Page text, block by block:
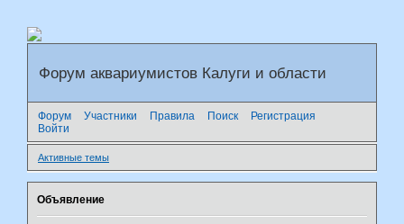
Форум аквариумистов Калуги и области
Форум Участники Правила Поиск
Регистрация
Войти
Активные темы
Объявление